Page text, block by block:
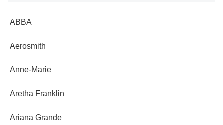
ABBA
Aerosmith
Anne-Marie
Aretha Franklin
Ariana Grande